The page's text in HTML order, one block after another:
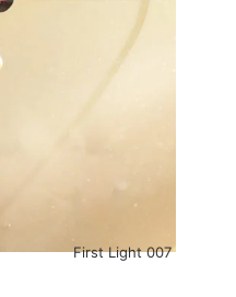
007 First Light